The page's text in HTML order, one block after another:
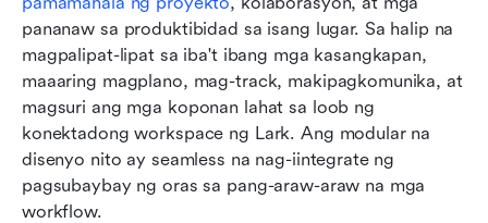
pananaw sa produktibidad sa isang lugar. Sa halip na
magpalipat-lipat sa iba't ibang mga kasangkapan,
maaaring magplano, mag-track, makipagkomunika, at
magsuri ang mga koponan lahat sa loob ng
konektadong workspace ng Lark. Ang modular na
disenyo nito ay seamless na nag-iintegrate ng
pagsubaybay ng oras sa pang-araw-araw na mga
workflow.